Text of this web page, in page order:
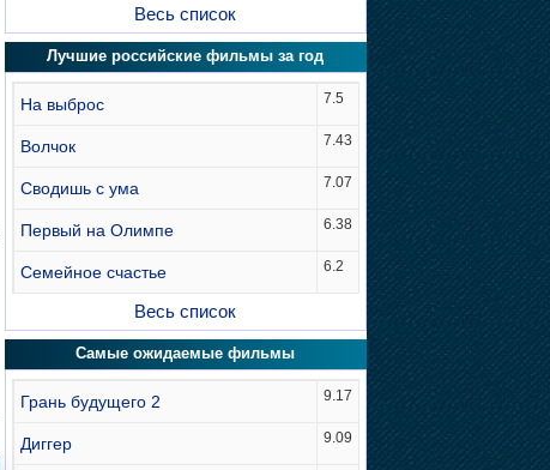
Весь список
Лучшие российские фильмы за год
На выброс 7.5
Волчок 7.43
Сводишь с ума 7.07
Первый на Олимпе 6.38
Семейное счастье 6.2
Весь список
Самые ожидаемые фильмы
Грань будущего 2 9.17
Диггер 9.09